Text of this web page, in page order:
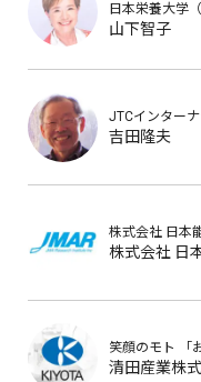
日本栄養大学
山下智子
JTCインター
吉田隆夫
株式会社 日本
株式会社 日
笑顔のモト
清田産業株